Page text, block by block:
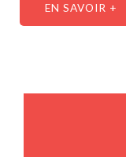
EN SAVOIR +